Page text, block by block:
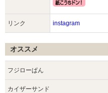
リンク instagram
オススメ
フジローぱん
カイザーサンド